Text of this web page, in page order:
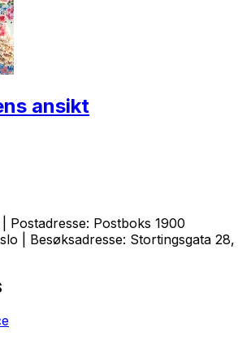
ansikt
| Postadresse: Postboks 1900
| Besøksadresse: Stortingsgata 28,